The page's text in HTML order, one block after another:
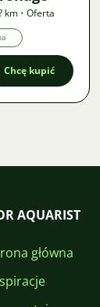
km • Oferta
Chcę kupić
AQUARIST
główna